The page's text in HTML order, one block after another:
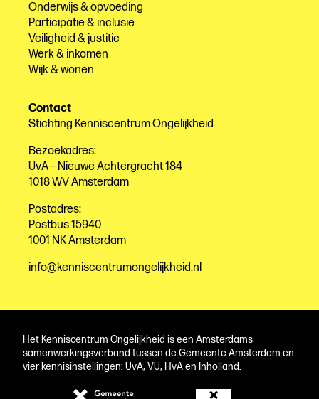
Onderwijs & opvoeding
Participatie & inclusie
Veiligheid & justitie
Werk & inkomen
Wijk & wonen
Contact
Stichting Kenniscentrum Ongelijkheid
Bezoekadres:
UvA – Nieuwe Achtergracht 184
1018 WV Amsterdam
Postadres:
Postbus 15940
1001 NK Amsterdam
info@kenniscentrumongelijkheid.nl
Het Kenniscentrum Ongelijkheid is een Amsterdams
samenwerkingsverband tussen de Gemeente Amsterdam en
vier kennisinstellingen: UvA, VU, HvA en Inholland.